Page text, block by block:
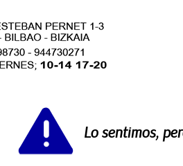
Lo sentimos,